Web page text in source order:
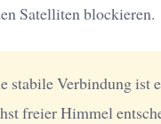
Satelliten blockieren.
stabile Verbindung ist
freier Himmel